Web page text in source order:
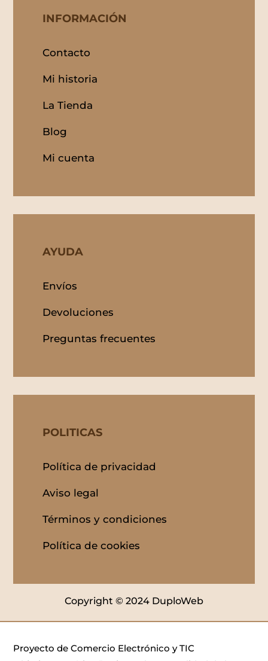
INFORMACIÓN
Contacto
Mi historia
La Tienda
Blog
Mi cuenta
AYUDA
Envíos
Devoluciones
Preguntas frecuentes
POLITICAS
Política de privacidad
Aviso legal
Términos y condiciones
Política de cookies
Copyright © 2024 DuploWeb
Proyecto de Comercio Electrónico y TIC